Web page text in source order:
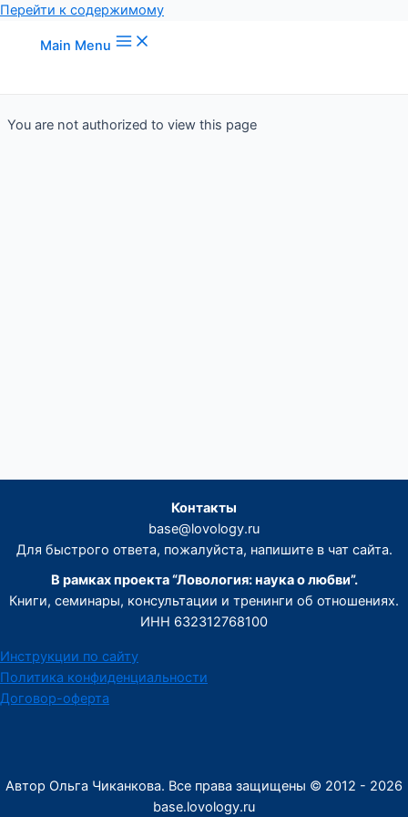
Перейти к содержимому
Main Menu
You are not authorized to view this page
Контакты
base@lovology.ru
Для быстрого ответа, пожалуйста, напишите в чат сайта.
В рамках проекта “Ловология: наука о любви”.
Книги, семинары, консультации и тренинги об отношениях.
ИНН 632312768100
Инструкции по сайту
Политика конфиденциальности
Договор-оферта
Автор Ольга Чиканкова. Все права защищены © 2012 - 2026
base.lovology.ru